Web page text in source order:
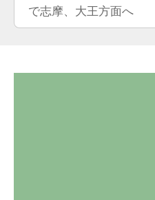
で志摩、大王方面へ